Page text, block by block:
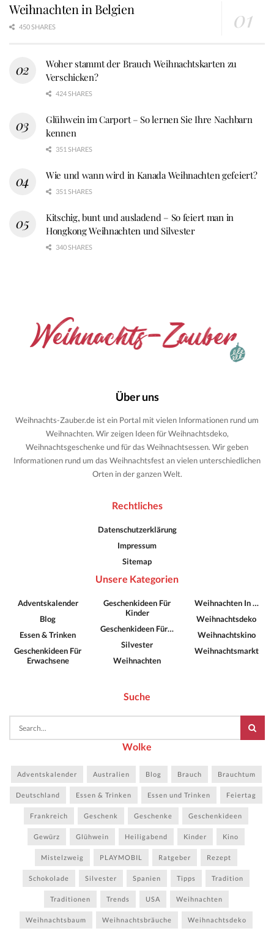
Weihnachten in Belgien
450 SHARES
Woher stammt der Brauch Weihnachtskarten zu
Verschicken?
424 SHARES
Glühwein im Carport – So lernen Sie Ihre Nachbarn
kennen
351 SHARES
Wie und wann wird in Kanada Weihnachten gefeiert?
351 SHARES
Kitschig, bunt und ausladend – So feiert man in
Hongkong Weihnachten und Silvester
340 SHARES
Über uns
Weihnachts-Zauber.de ist ein Portal mit vielen Informationen rund um
Weihnachten. Wir zeigen Ideen für Weihnachtsdeko,
Weihnachtsgeschenke und für das Weihnachtsessen. Wir geben
Informationen rund um das Weihnachtsfest an vielen unterschiedlichen
Orten in der ganzen Welt.
Rechtliches
Datenschutzerklärung
Impressum
Sitemap
Unsere Kategorien
Adventskalender
Blog
Essen & Trinken
Geschenkideen Für
Erwachsene
Geschenkideen Für
Kinder
Geschenkideen Für…
Silvester
Weihnachten
Weihnachten In …
Weihnachtsdeko
Weihnachtskino
Weihnachtsmarkt
Suche
Wolke
Adventskalender Australien Blog Brauch Brauchtum
Deutschland Essen & Trinken Essen und Trinken Feiertag
Frankreich Geschenk Geschenke Geschenkideen
Gewürz Glühwein Heiligabend Kinder Kino
Mistelzweig PLAYMOBIL Ratgeber Rezept
Schokolade Silvester Spanien Tipps Tradition
Traditionen Trends USA Weihnachten
Weihnachtsbaum Weihnachtsbräuche Weihnachtsdeko